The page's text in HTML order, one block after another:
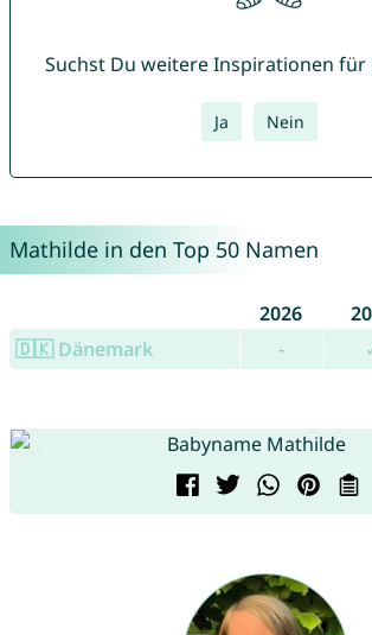
Suchst Du weitere Inspirationen für
Ja Nein
Mathilde in den Top 50 Namen
2026
🇩🇰 Dänemark
-